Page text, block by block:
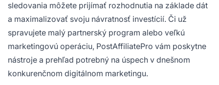
sledovania môžete prijímať rozhodnutia na základe dát
a maximalizovať svoju návratnosť investícií. Či už
spravujete malý partnerský program alebo veľkú
marketingovú operáciu, PostAffiliatePro vám poskytne
nástroje a prehľad potrebný na úspech v dnešnom
konkurenčnom digitálnom marketingu.